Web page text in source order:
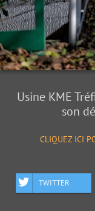
Usine KME
son
CLIQUEZ ICI
TWITTER